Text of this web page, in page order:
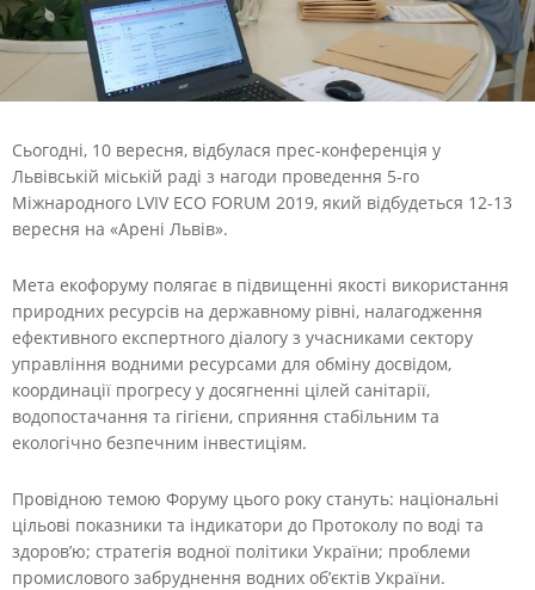
Сьогодні, 10 вересня, відбулася прес-конференція у
Львівській міській раді з нагоди проведення 5-го
Міжнародного LVIV ECO FORUM 2019, який відбудеться 12-13
вересня на «Арені Львів».
Мета екофоруму полягає в підвищенні якості використання
природних ресурсів на державному рівні, налагодження
ефективного експертного діалогу з учасниками сектору
управління водними ресурсами для обміну досвідом,
координації прогресу у досягненні цілей санітарії,
водопостачання та гігієни, сприяння стабільним та
екологічно безпечним інвестиціям.
Провідною темою Форуму цього року стануть: національні
цільові показники та індикатори до Протоколу по воді та
здоров’ю; стратегія водної політики України; проблеми
промислового забруднення водних об’єктів України.